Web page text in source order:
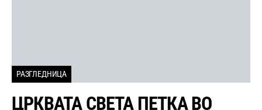
РАЗГЛЕДНИЦА
ЦРКВАТА СВЕТА ПЕТКА ВО